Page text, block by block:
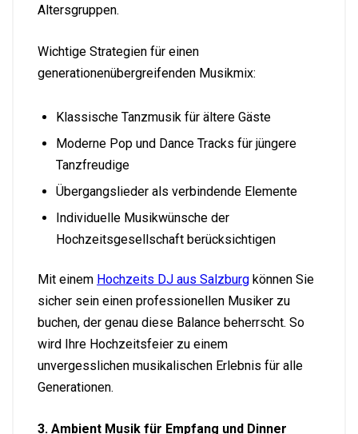
Altersgruppen.
Wichtige Strategien für einen
generationenübergreifenden Musikmix:
Klassische Tanzmusik für ältere Gäste
Moderne Pop und Dance Tracks für jüngere
Tanzfreudige
Übergangslieder als verbindende Elemente
Individuelle Musikwünsche der
Hochzeitsgesellschaft berücksichtigen
Mit einem Hochzeits DJ aus Salzburg können Sie
sicher sein einen professionellen Musiker zu
buchen, der genau diese Balance beherrscht. So
wird Ihre Hochzeitsfeier zu einem
unvergesslichen musikalischen Erlebnis für alle
Generationen.
3. Ambient Musik für Empfang und Dinner